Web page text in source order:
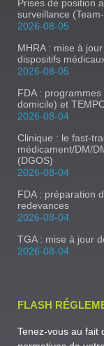
Prises de position
surveillance
2026-08-05
MHRA : mise à
dispositifs
2026-08-05
FDA :
domicile) et
2026-08-04
Clinique : le fast-
médicament/DM/
(DGOS)
2026-08-04
FDA : préparation
redevances
2026-08-04
TGA : mise à jour
2026-08-04
FLASH
Tenez-vous au fait